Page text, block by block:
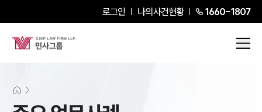
로그인 나의사건현황 1660-1807